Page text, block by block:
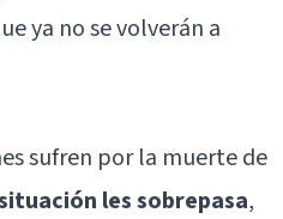
ya no se volverán a
sufren por la muerte de
les sobrepasa,